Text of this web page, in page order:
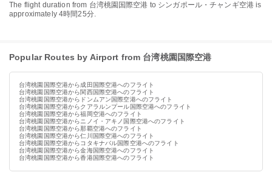
The flight duration from 台湾桃園国際空港 to シンガポール・チャンギ空港 is
approximately 4時間25分.
Popular Routes by Airport from 台湾桃園国際空港
台湾桃園国際空港から成田国際空港へのフライト
台湾桃園国際空港から関西国際空港へのフライト
台湾桃園国際空港からドンムアン国際空港へのフライト
台湾桃園国際空港からクアラルンプール国際空港へのフライト
台湾桃園国際空港から福岡空港へのフライト
台湾桃園国際空港からニノイ・アキノ国際空港へのフライト
台湾桃園国際空港から那覇空港へのフライト
台湾桃園国際空港から仁川国際空港へのフライト
台湾桃園国際空港からコタキナバル国際空港へのフライト
台湾桃園国際空港から金海国際空港へのフライト
台湾桃園国際空港から香港国際空港へのフライト